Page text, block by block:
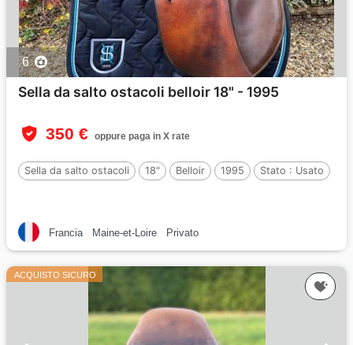
6
Sella da salto ostacoli belloir 18" - 1995
350 € oppure paga in X rate
Sella da salto ostacoli 18" Belloir 1995 Stato : Usato
Francia Maine-et-Loire Privato
ACQUISTO SICURO